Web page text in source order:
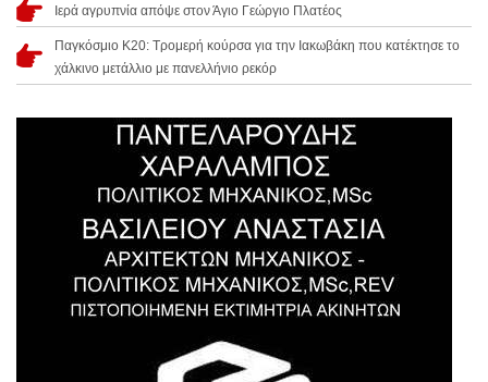
Ιερά αγρυπνία απόψε στον Άγιο Γεώργιο Πλατέος
Παγκόσμιο Κ20: Τρομερή κούρσα για την Ιακωβάκη που κατέκτησε το
χάλκινο μετάλλιο με πανελλήνιο ρεκόρ